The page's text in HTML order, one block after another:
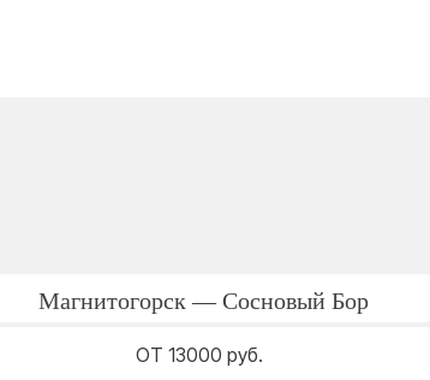
Магнитогорск — Сосновый Бор
ОТ 13000 руб.